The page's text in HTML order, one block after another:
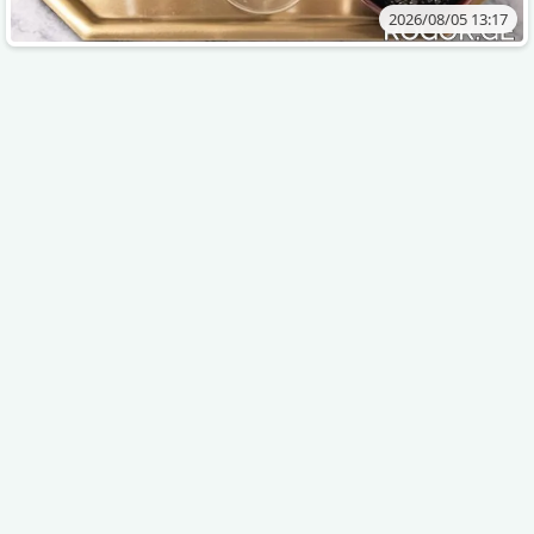
2026/08/05 13:17